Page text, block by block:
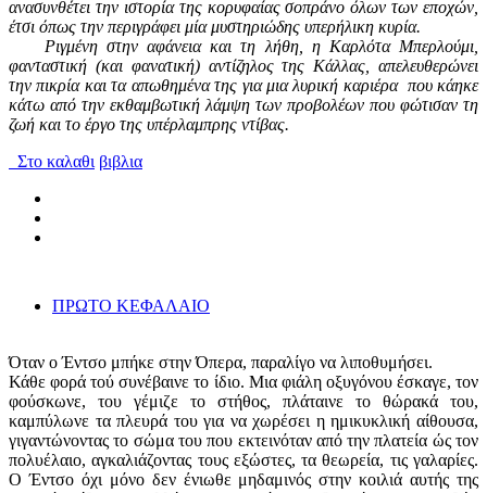
ανασυνθέτει την ιστορία της κορυφαίας σοπράνο όλων των εποχών,
έτσι όπως την περιγράφει μία μυστηριώδης υπερήλικη κυρία.
Ριγμένη στην αφάνεια και τη λήθη, η Καρλότα Μπερλούμι,
φανταστική (και φανατική) αντίζηλος της Κάλλας, απελευθερώνει
την πικρία και τα απωθημένα της για μια λυρική καριέρα που κάηκε
κάτω από την εκθαμβωτική λάμψη των προβολέων που φώτισαν τη
ζωή και το έργο της υπέρλαμπρης ντίβας.
Στο καλαθι βιβλια
ΠΡΩΤΟ ΚΕΦΑΛΑΙΟ
Όταν ο Έντσο μπήκε στην Όπερα, παραλίγο να λιποθυμήσει.
Κάθε φορά τού συνέβαινε το ίδιο. Μια φιάλη οξυγόνου έσκαγε, τον
φούσκωνε, του γέμιζε το στήθος, πλάταινε το θώρακά του,
καμπύλωνε τα πλευρά του για να χωρέσει η ημικυκλική αίθουσα,
γιγαντώνοντας το σώμα του που εκτεινόταν από την πλατεία ώς τον
πολυέλαιο, αγκαλιάζοντας τους εξώστες, τα θεωρεία, τις γαλαρίες.
O Έντσο όχι μόνο δεν ένιωθε μηδαμινός στην κοιλιά αυτής της